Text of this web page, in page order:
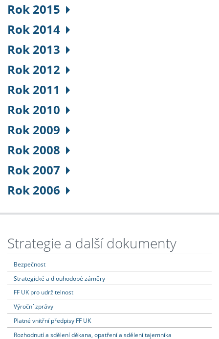
Rok 2015
Rok 2014
Rok 2013
Rok 2012
Rok 2011
Rok 2010
Rok 2009
Rok 2008
Rok 2007
Rok 2006
Strategie a další dokumenty
Bezpečnost
Strategické a dlouhodobé záměry
FF UK pro udržitelnost
Výroční zprávy
Platné vnitřní předpisy FF UK
Rozhodnutí a sdělení děkana, opatření a sdělení tajemníka